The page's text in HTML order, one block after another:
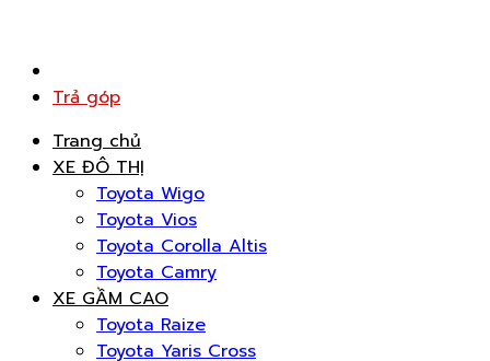
Trả góp
Trang chủ
XE ĐÔ THỊ
Toyota Wigo
Toyota Vios
Toyota Corolla Altis
Toyota Camry
XE GẦM CAO
Toyota Raize
Toyota Yaris Cross